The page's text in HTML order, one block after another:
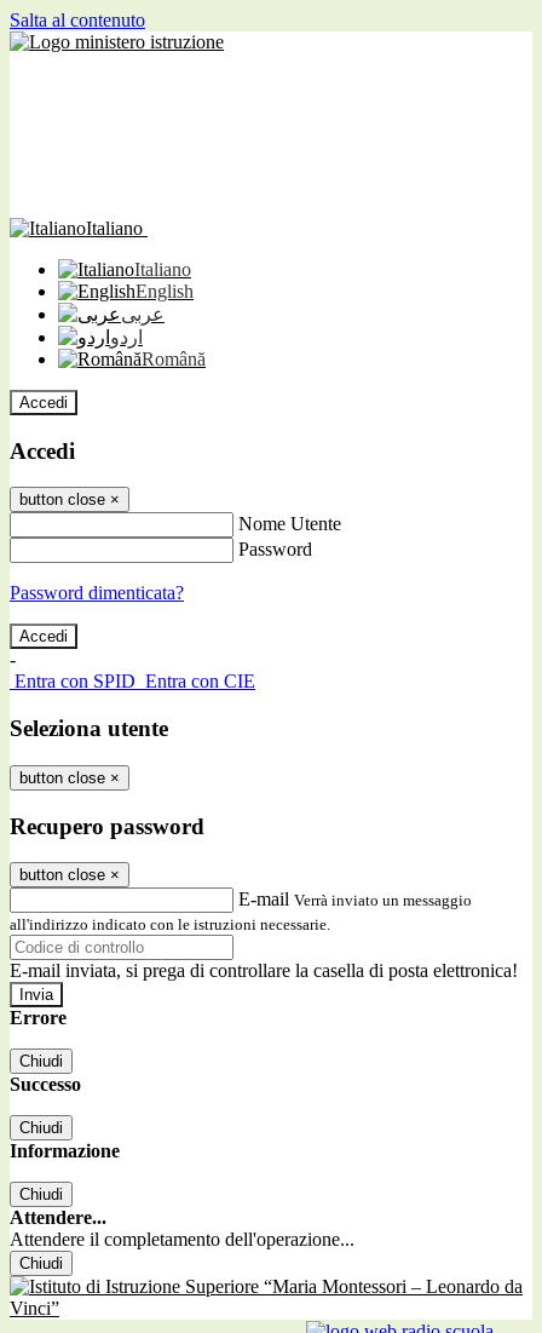
Salta al contenuto
Italiano
Italiano
English
عربى
اردو
Română
Accedi
Accedi
button close ×
Nome Utente
Password
Password dimenticata?
-
Entra con SPID Entra con CIE
Seleziona utente
button close ×
Recupero password
button close ×
E-mail Verrà inviato un messaggio
all'indirizzo indicato con le istruzioni necessarie.
E-mail inviata, si prega di controllare la casella di posta elettronica!
Errore
Chiudi
Successo
Chiudi
Informazione
Chiudi
Attendere...
Attendere il completamento dell'operazione...
Chiudi